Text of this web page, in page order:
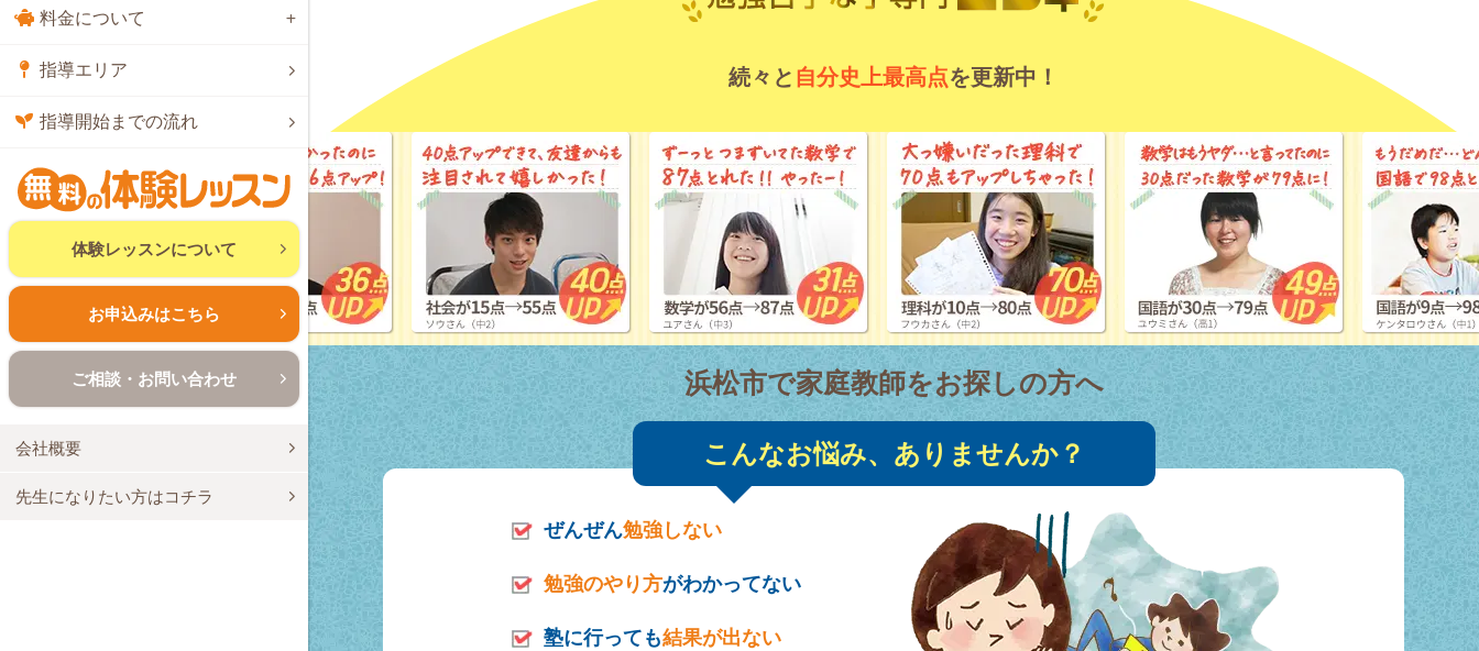
続々と 自分史上最高点を更新中！
浜松市で家庭教師をお探しの方へ
こんなお悩み、ありませんか？
ぜんぜん勉強しない
勉強のやり方がわかってない
塾に行っても結果が出ない
料金について
指導エリア
指導開始までの流れ
体験レッスンについて
お申込みはこちら
ご相談・お問い合わせ
会社概要
先生になりたい方はコチラ